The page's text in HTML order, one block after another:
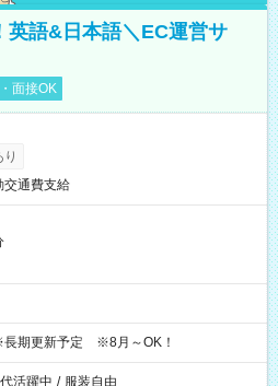
英語&日本語＼EC運営サ
面接OK
交通費支給
期更新予定 ※8月～OK！
活躍中 / 服装自由